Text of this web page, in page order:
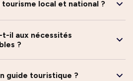
local et national ?
il aux nécessités
?
guide touristique ?